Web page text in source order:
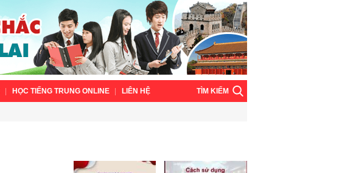
HỌC TIẾNG TRUNG ONLINE LIÊN HỆ TÌM KIẾM